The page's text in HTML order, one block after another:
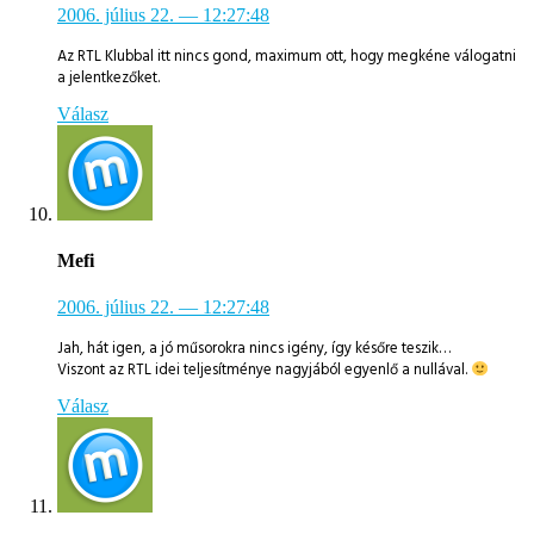
2006. július 22. — 12:27:48
Az RTL Klubbal itt nincs gond, maximum ott, hogy megkéne válogatni
a jelentkezőket.
Válasz
Mefi
2006. július 22. — 12:27:48
Jah, hát igen, a jó műsorokra nincs igény, így későre teszik…
Viszont az RTL idei teljesítménye nagyjából egyenlő a nullával.
Válasz